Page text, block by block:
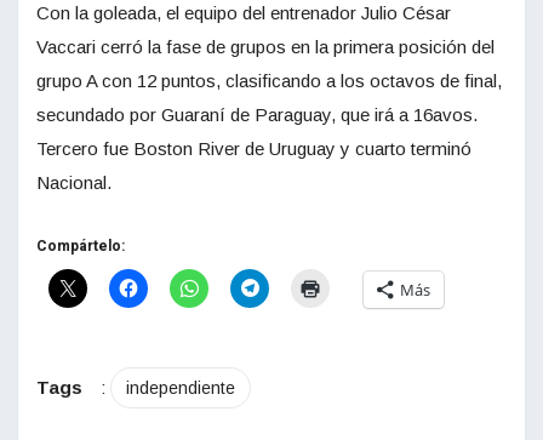
Con la goleada, el equipo del entrenador Julio César
Vaccari cerró la fase de grupos en la primera posición del
grupo A con 12 puntos, clasificando a los octavos de final,
secundado por Guaraní de Paraguay, que irá a 16avos.
Tercero fue Boston River de Uruguay y cuarto terminó
Nacional.
Compártelo:
Más
Tags : independiente